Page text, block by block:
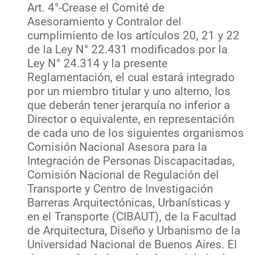
Art. 4°-Crease el Comité de
Asesoramiento y Contralor del
cumplimiento de los artículos 20, 21 y 22
de la Ley N° 22.431 modificados por la
Ley N° 24.314 y la presente
Reglamentación, el cual estará integrado
por un miembro titular y uno alterno, los
que deberán tener jerarquía no inferior a
Director o equivalente, en representación
de cada uno de los siguientes organismos
Comisión Nacional Asesora para la
Integración de Personas Discapacitadas,
Comisión Nacional de Regulación del
Transporte y Centro de Investigación
Barreras Arquitectónicas, Urbanísticas y
en el Transporte (CIBAUT), de la Facultad
de Arquitectura, Diseño y Urbanismo de la
Universidad Nacional de Buenos Aires. El